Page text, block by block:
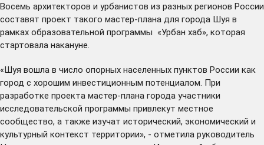
Восемь архитекторов и урбанистов из разных регионов России
составят проект такого мастер-плана для города Шуя в
рамках образовательной программы «Урбан хаб», которая
стартовала накануне.
«Шуя вошла в число опорных населенных пунктов России как
город с хорошим инвестиционным потенциалом. При
разработке проекта мастер-плана города участники
исследовательской программы привлекут местное
сообщество, а также изучат исторический, экономический и
культурный контекст территории», - отметила руководитель